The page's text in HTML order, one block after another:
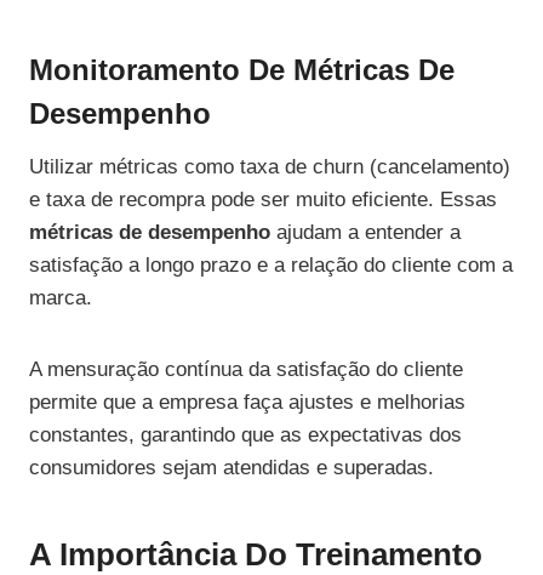
Monitoramento De Métricas De
Desempenho
Utilizar métricas como taxa de churn (cancelamento)
e taxa de recompra pode ser muito eficiente. Essas
métricas de desempenho ajudam a entender a
satisfação a longo prazo e a relação do cliente com a
marca.
A mensuração contínua da satisfação do cliente
permite que a empresa faça ajustes e melhorias
constantes, garantindo que as expectativas dos
consumidores sejam atendidas e superadas.
A Importância Do Treinamento